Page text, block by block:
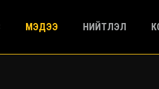
МЭДЭЭ НИЙТЛЭЛ